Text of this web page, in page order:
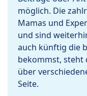
möglich. Die
Mamas und
und sind
auch künftig die
bekommst, steht
über
Seite.